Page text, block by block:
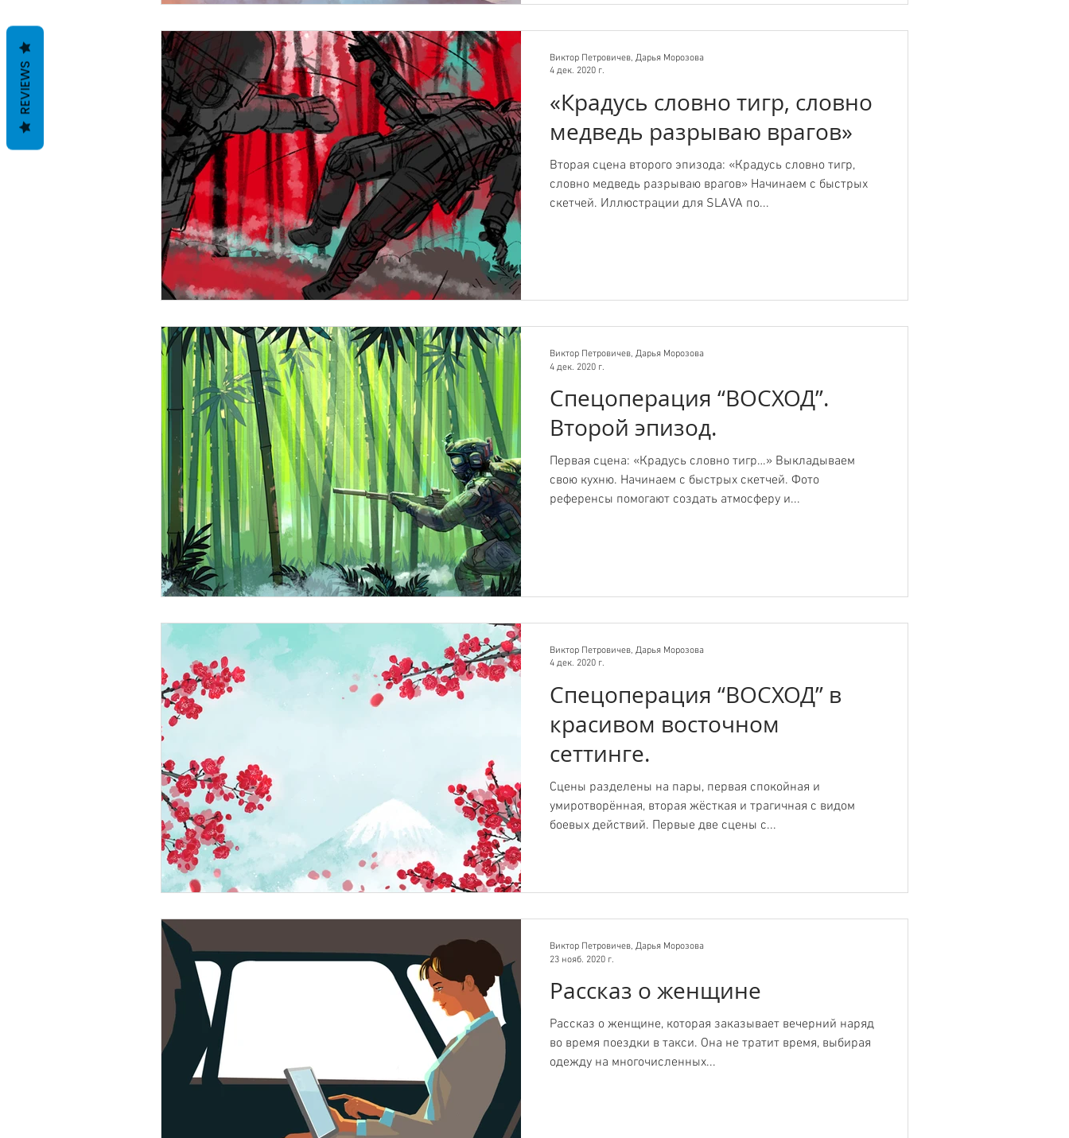
«Крадусь словно тигр, словно
медведь разрываю врагов»
Вторая сцена второго эпизода: «Крадусь словно тигр,
словно медведь разрываю врагов» Начинаем с быстрых
скетчей. Иллюстрации для SLAVA по...
Виктор Петровичев, Дарья Морозова
4 дек. 2020 г.
Спецоперация “ВОСХОД”.
Второй эпизод.
Первая сцена: «Крадусь словно тигр…» Выкладываем
свою кухню. Начинаем с быстрых скетчей. Фото
референсы помогают создать атмосферу и...
Виктор Петровичев, Дарья Морозова
4 дек. 2020 г.
Спецоперация “ВОСХОД” в
красивом восточном
сеттинге.
Сцены разделены на пары, первая спокойная и
умиротворённая, вторая жёсткая и трагичная с видом
боевых действий. Первые две сцены с...
Виктор Петровичев, Дарья Морозова
4 дек. 2020 г.
Рассказ о женщине
Рассказ о женщине, которая заказывает вечерний наряд
во время поездки в такси. Она не тратит время, выбирая
одежду на многочисленных...
Виктор Петровичев, Дарья Морозова
23 нояб. 2020 г.
REVIEWS